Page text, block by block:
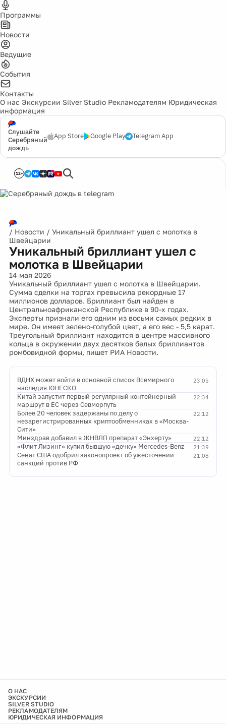
Программы
Новости
Ведущие
События
Контакты
О нас Экскурсии Silver Studio Рекламодателям Юридическая
информация
Слушайте
Серебряный
дождь
App Store Google Play Telegram App
12+
/ Новости / Уникальный бриллиант ушел с молотка в
Швейцарии
Уникальный бриллиант ушел с
молотка в Швейцарии
14 мая 2026
Уникальный бриллиант ушел с молотка в Швейцарии.
Сумма сделки на торгах превысила рекордные 17
миллионов долларов. Бриллиант был найден в
Центральноафриканской Республике в 90-х годах.
Эксперты признали его одним из восьми самых редких в
мире. Он имеет зелено-голубой цвет, а его вес - 5,5 карат.
Треугольный бриллиант находится в центре массивного
кольца в окружении двух десятков белых бриллиантов
ромбовидной формы, пишет РИА Новости.
23:05
ВДНХ может войти в основной список Всемирного
наследия ЮНЕСКО
22:34
Китай запустит первый регулярный контейнерный
маршрут в ЕС через Севморпуть
22:12
Более 20 человек задержаны по делу о
незарегистрированных криптообменниках в «Москва-
Сити»
22:12
Минздрав добавил в ЖНВЛП препарат «Энхерту»
21:39
«Флит Лизинг» купил бывшую «дочку» Mercedes-Benz
21:08
Сенат США одобрил законопроект об ужесточении
санкций против РФ
О НАС
ЭКСКУРСИИ
SILVER STUDIO
РЕКЛАМОДАТЕЛЯМ
ЮРИДИЧЕСКАЯ ИНФОРМАЦИЯ